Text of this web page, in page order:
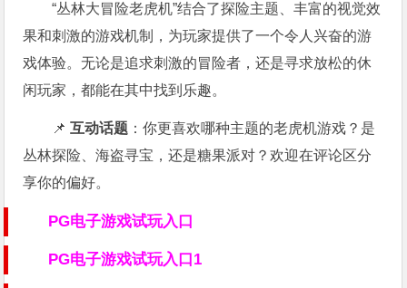
“丛林大冒险老虎机”结合了探险主题、丰富的视觉效
果和刺激的游戏机制，为玩家提供了一个令人兴奋的游
戏体验。无论是追求刺激的冒险者，还是寻求放松的休
闲玩家，都能在其中找到乐趣。
📌互动话题 ：你更喜欢哪种主题的老虎机游戏？是
丛林探险、海盗寻宝，还是糖果派对？欢迎在评论区分
享你的偏好。
PG电子游戏试玩入口
PG电子游戏试玩入口1